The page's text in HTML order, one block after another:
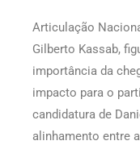
Articulação
Gilberto Kassab,
importância da
impacto para o
candidatura de
alinhamento entre